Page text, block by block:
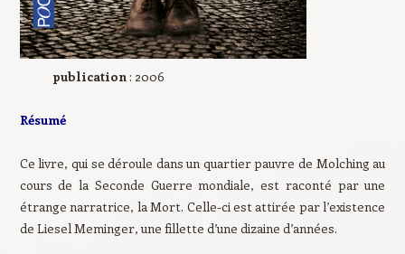
publication: 2006
Résumé
Ce livre, qui se déroule dans un quartier pauvre de Molching au
cours de la Seconde Guerre mondiale, est raconté par une
étrange narratrice, la Mort. Celle-ci est attirée par l’existence
de Liesel Meminger, une fillette d’une dizaine d’années.